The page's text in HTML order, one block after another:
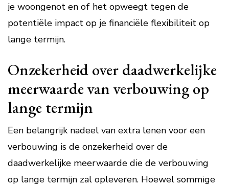
je woongenot en of het opweegt tegen de
potentiële impact op je financiële flexibiliteit op
lange termijn.
Onzekerheid over daadwerkelijke
meerwaarde van verbouwing op
lange termijn
Een belangrijk nadeel van extra lenen voor een
verbouwing is de onzekerheid over de
daadwerkelijke meerwaarde die de verbouwing
op lange termijn zal opleveren. Hoewel sommige